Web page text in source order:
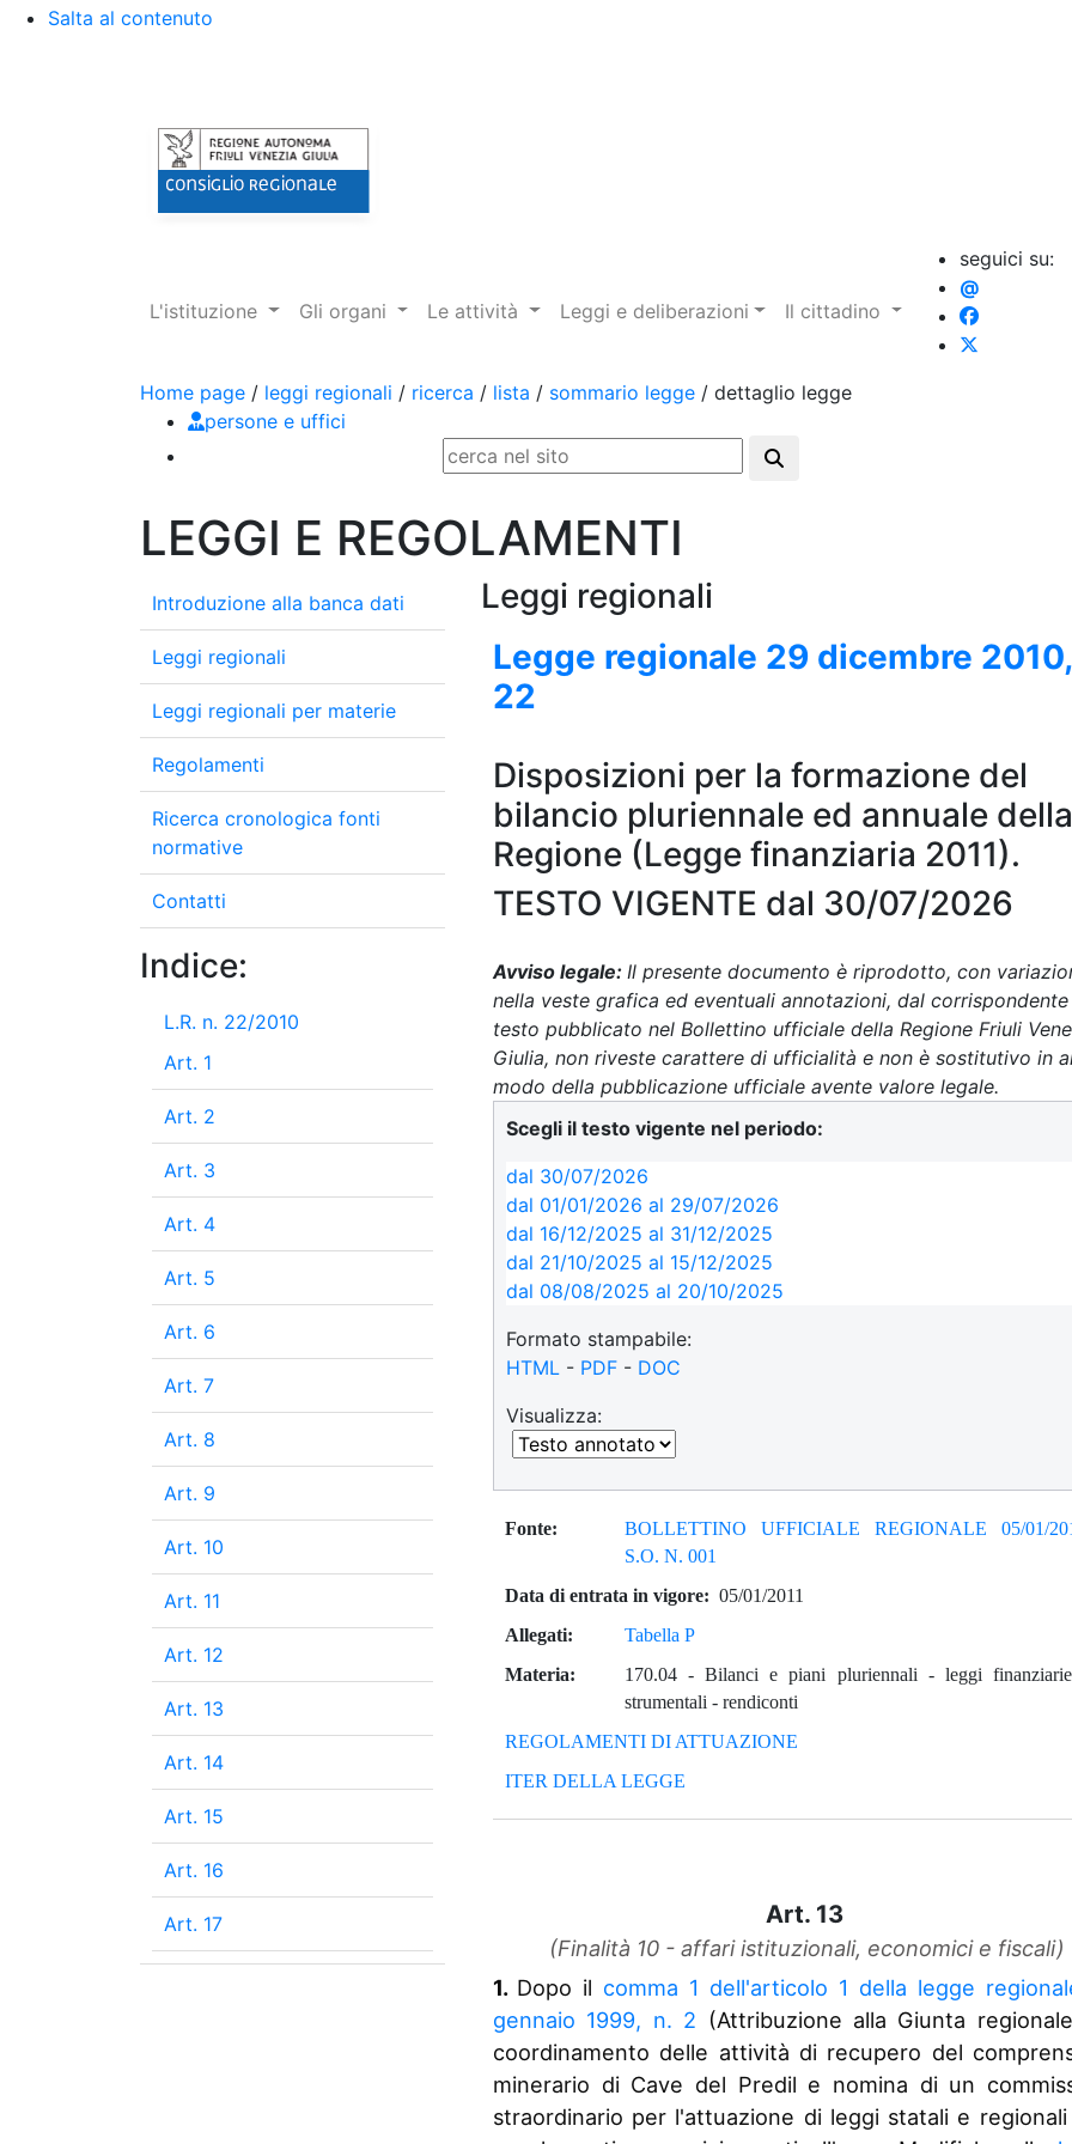
Salta al contenuto
L'istituzione Gli organi Le attività Leggi e deliberazioni Il cittadino
persone e uffici
Esegui ricerca
seguici su:
@
Home page / leggi regionali / ricerca / lista / sommario legge / dettaglio legge
persone e uffici
Ricerca
LEGGI E REGOLAMENTI
Introduzione alla banca dati
Leggi regionali
Leggi regionali per materie
Regolamenti
Ricerca cronologica fonti
normative
Contatti
Indice:
L.R. n. 22/2010
Art. 1
Art. 2
Art. 3
Art. 4
Art. 5
Art. 6
Art. 7
Art. 8
Art. 9
Art. 10
Art. 11
Art. 12
Art. 13
Art. 14
Art. 15
Art. 16
Art. 17
Leggi regionali
Legge regionale 29 dicembre 2010
22
Disposizioni per la formazione del
bilancio pluriennale ed annuale della
Regione (Legge finanziaria 2011).
TESTO VIGENTE dal 30/07/2026
Avviso legale: Il presente documento è riprodotto, con
nella veste grafica ed eventuali annotazioni, dal corrispondente
testo pubblicato nel Bollettino ufficiale della Regione Friuli
Giulia, non riveste carattere di ufficialità e non è sostitutivo in
modo della pubblicazione ufficiale avente valore legale.
Scegli il testo vigente nel periodo:
dal 30/07/2026
dal 01/01/2026 al 29/07/2026
dal 16/12/2025 al 31/12/2025
dal 21/10/2025 al 15/12/2025
dal 08/08/2025 al 20/10/2025
dal 01/01/2025 al 04/06/2025
dal 01/01/2024 al 31/12/2024
dal 12/08/2023 al 31/12/2023
dal 07/03/2023 al 11/08/2023
dal 01/01/2023 al 06/03/2023
dal 01/01/2022 al 31/12/2022
dal 16/12/2021 al 31/12/2021
dal 20/05/2021 al 15/12/2021
dal 01/01/2021 al 26/04/2021
dal 02/07/2020 al 31/12/2020
dal 07/11/2019 al 01/07/2020
dal 11/07/2019 al 06/11/2019
dal 16/08/2018 al 31/12/2018
dal 15/02/2018 al 15/08/2018
dal 13/08/2016 al 31/12/2016
dal 01/06/2016 al 12/08/2016
dal 17/03/2016 al 31/05/2016
dal 01/01/2016 al 16/03/2016
dal 06/08/2015 al 31/12/2015
dal 23/07/2015 al 05/08/2015
dal 21/05/2015 al 22/07/2015
dal 01/01/2015 al 20/05/2015
Formato stampabile:
HTML - PDF - DOC
Visualizza:
Fonte:
BOLLETTINO UFFICIALE REGIONALE 05/01/
S.O. N. 001
Data di entrata in vigore: 05/01/2011
Allegati:
Tabella P
Materia:
170.04 -Bilanci e piani pluriennali - leggi
strumentali - rendiconti
REGOLAMENTI DI ATTUAZIONE
ITER DELLA LEGGE
Art. 13
(Finalità 10 - affari istituzionali, economici e fiscali)
1. Dopo il comma 1 dell'articolo 1 della legge
gennaio 1999, n. 2 (Attribuzione alla Giunta
coordinamento delle attività di recupero del
minerario di Cave del Predil e nomina di un
straordinario per l'attuazione di leggi statali e